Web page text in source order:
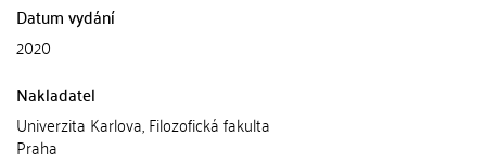
Datum vydání
2020
Nakladatel
Univerzita Karlova, Filozofická fakulta
Praha